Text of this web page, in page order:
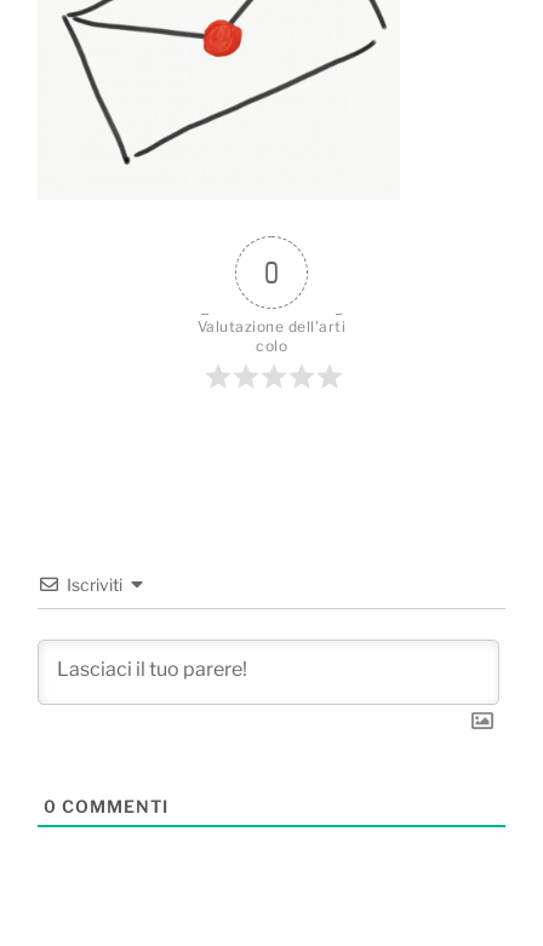
0
Valutazione dell'arti
colo
Iscriviti
0 COMMENTI